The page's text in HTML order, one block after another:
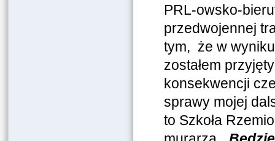
PRL-owsko-
przedwojennej
tym, że w
zostałem
konsekwencji
sprawy mojej
to Szkoła